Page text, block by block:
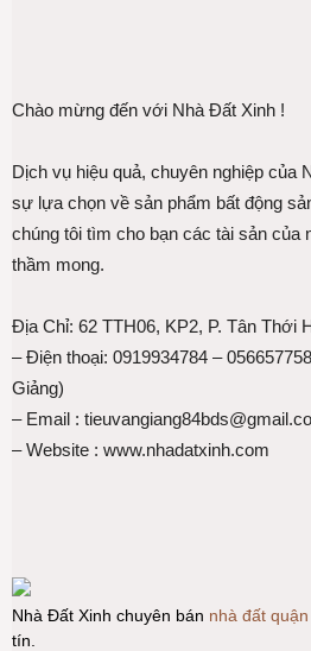
Chào mừng đến với Nhà Đất Xinh !
Dịch vụ hiệu quả, chuyên nghiệp của
sự lựa chọn về sản phẩm bất động
chúng tôi tìm cho bạn các tài sản của
thầm mong.
Địa Chỉ: 62 TTH06, KP2, P. Tân Thới
– Điện thoại: 0919934784 –
Giảng)
– Email :
– Website : www.nhadatxinh.com
Nhà Đất Xinh chuyên bán nhà đất
tín.